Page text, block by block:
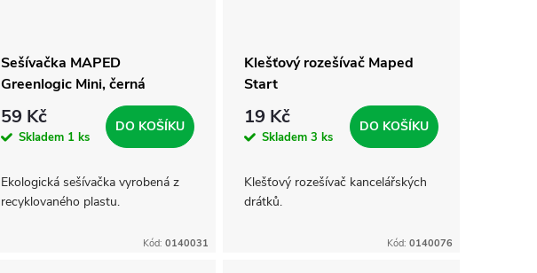
Sešívačka MAPED
Greenlogic Mini, černá
59 Kč
Skladem 1 ks
DO KOŠÍKU
Ekologická sešívačka vyrobená z
recyklovaného plastu.
Kód:0140031
Klešťový rozešívač Maped
Start
19 Kč
Skladem3 ks
DO KOŠÍKU
Klešťový rozešívač kancelářských
drátků.
Kód: 0140076